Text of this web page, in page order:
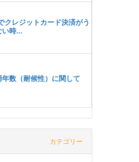
カテゴリー